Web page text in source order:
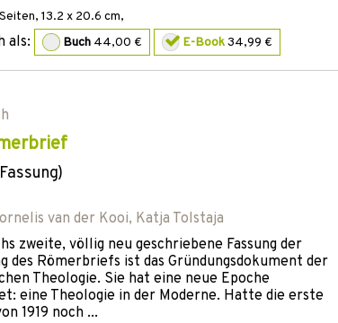
Seiten, 13.2 x 20.6 cm,
als: Buch 44,00 € E-Book34,99 €
van der Kooi, Katja Tolstaja
zweite, völlig neu geschriebene Fassung der
des Römerbriefs ist das Gründungsdokument der
Theologie. Sie hat eine neue Epoche
eine Theologie in der Moderne. Hatte die erste
1919 noch ...